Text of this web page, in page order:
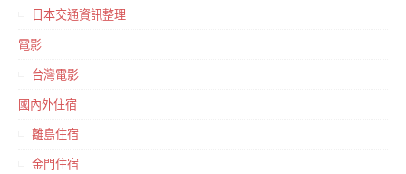
日本交通資訊整理
電影
台灣電影
國內外住宿
離島住宿
金門住宿